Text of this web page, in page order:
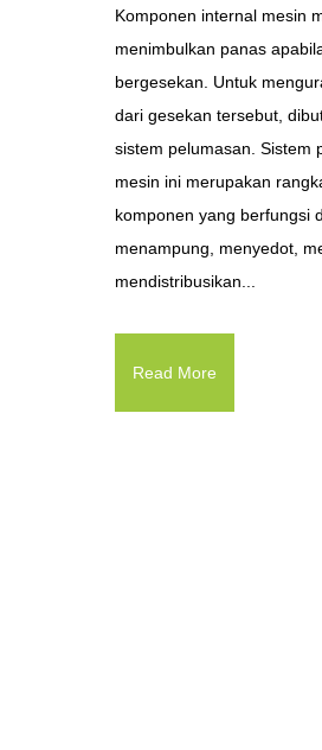
Komponen internal mesin
menimbulkan panas
bergesekan. Untuk
dari gesekan tersebut,
sistem pelumasan. Sistem
mesin ini merupakan
komponen yang berfungsi
menampung, menyedot,
mendistribusikan...
Read More